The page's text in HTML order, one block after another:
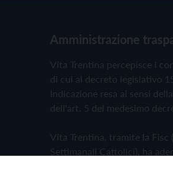
Amministrazione
Vita Trentina percepisce i
di cui al decreto legislativo
Indicazione resa ai sensi
dell'art. 5 del medesimo
Vita Trentina, tramite la Fisc
Settimanali Cattolici), ha